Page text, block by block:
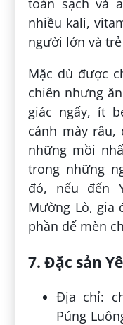
toàn sạch và
nhiều kali,
người lớn và
Mặc dù được
chiên nhưng
giác ngấy, ít
cánh mày
những mồi
trong những
đó, nếu đến
Mường Lò, gia
phần dế mèn
7. Đặc sản
Địa chỉ:
Púng